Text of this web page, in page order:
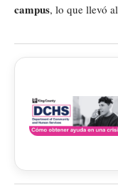
campus, lo que llevó